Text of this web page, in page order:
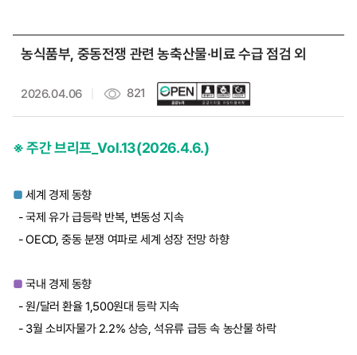
원
고
농식품부, 중동전쟁 관련 농축산물·비료 수급 점검 외
2026.04.06 821
※ 주간 브리프_Vol.13(2026.4.6.)
■ 세계 경제 동향
- 국제 유가 급등락 반복, 변동성 지속
- OECD, 중동 분쟁 여파로 세계 성장 전망 하향
■ 국내 경제 동향
- 원/달러 환율 1,500원대 등락 지속
- 3월 소비자물가 2.2% 상승, 석유류 급등 속 농산물 하락